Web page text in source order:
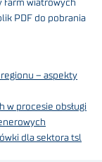
farm wiatrowych
PDF do pobrania
– aspekty
w procesie obsługi
dla sektora tsl